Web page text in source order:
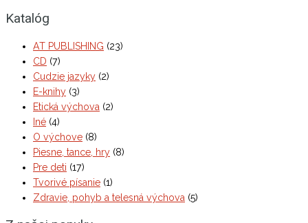
Katalóg
AT PUBLISHING (23)
CD (7)
Cudzie jazyky (2)
E-knihy (3)
Etická výchova (2)
Iné (4)
O výchove (8)
Piesne, tance, hry (8)
Pre deti (17)
Tvorivé písanie (1)
Zdravie, pohyb a telesná výchova (5)